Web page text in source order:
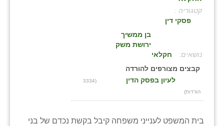
קטגוריה :
פסקי דין
:
בן ממשיך
ירושת משק
חקלאי
קבצים מצורפים להורדה
לעיון בפסק הדין
(3334
הורדות)
בית המשפט לענייני משפחה קיבל בקשת נכדם של בני
בני ציון
בקעות
ֿגבעת שפירא
גן הדרום